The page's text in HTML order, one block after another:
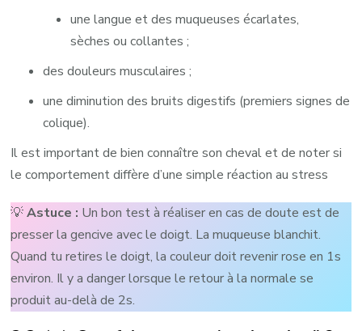
une langue et des muqueuses écarlates,
sèches ou collantes ;
des douleurs musculaires ;
une diminution des bruits digestifs (premiers signes de
colique).
Il est important de bien connaître son cheval et de noter si
le comportement diffère d’une simple réaction au stress
💡Astuce : Un bon test à réaliser en cas de doute est de
presser la gencive avec le doigt. La muqueuse blanchit.
Quand tu retires le doigt, la couleur doit revenir rose en 1s
environ. Il y a danger lorsque le retour à la normale se
produit au-delà de 2s.